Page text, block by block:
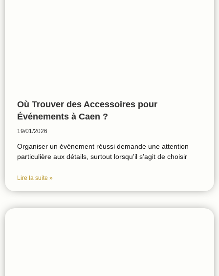
Où Trouver des Accessoires pour
Événements à Caen ?
19/01/2026
Organiser un événement réussi demande une attention
particulière aux détails, surtout lorsqu’il s’agit de choisir
Lire la suite »